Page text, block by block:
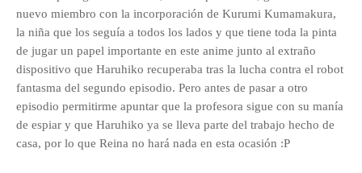
nuevo miembro con la incorporación de Kurumi Kumamakura,
la niña que los seguía a todos los lados y que tiene toda la pinta
de jugar un papel importante en este anime junto al extraño
dispositivo que Haruhiko recuperaba tras la lucha contra el robot
fantasma del segundo episodio. Pero antes de pasar a otro
episodio permitirme apuntar que la profesora sigue con su manía
de espiar y que Haruhiko ya se lleva parte del trabajo hecho de
casa, por lo que Reina no hará nada en esta ocasión :P